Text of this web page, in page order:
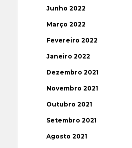
Junho 2022
Março 2022
Fevereiro 2022
Janeiro 2022
Dezembro 2021
Novembro 2021
Outubro 2021
Setembro 2021
Agosto 2021